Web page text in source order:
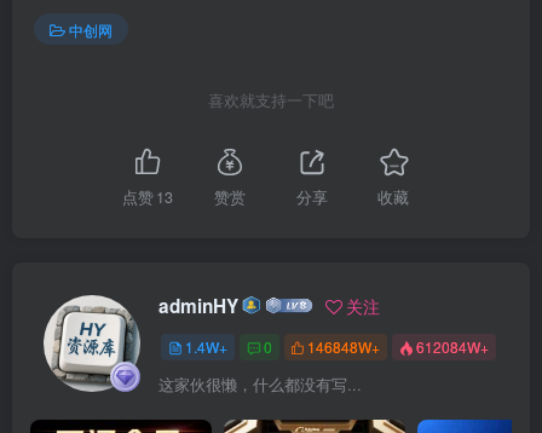
中创网
喜欢就支持一下吧
点赞13 赞赏 分享 收藏
adminHY 关注
1.4W+ 0 146848W+ 612084W+
这家伙很懒，什么都没有写...